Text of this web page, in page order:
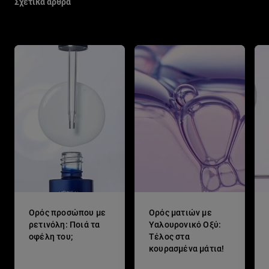
Ορός προσώπου με
ρετινόλη: Ποιά τα
οφέλη του;
Ορός ματιών με
Υαλουρονικό Οξύ:
Τέλος στα
κουρασμένα μάτια!